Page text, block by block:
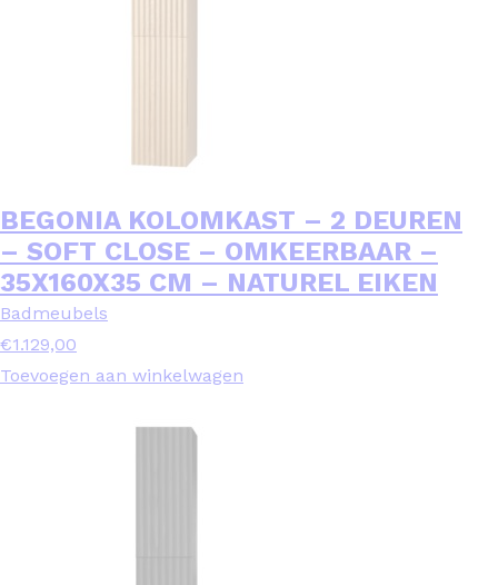
BEGONIA KOLOMKAST – 2 DEUREN
– SOFT CLOSE – OMKEERBAAR –
35X160X35 CM – NATUREL EIKEN
Badmeubels
€1.129,00
Toevoegen aan winkelwagen